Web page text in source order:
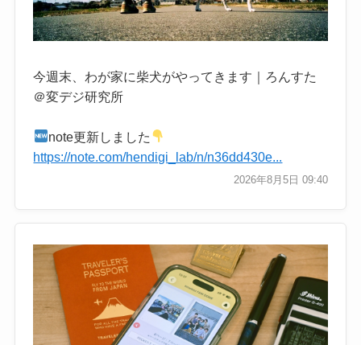
今週末、わが家に柴犬がやってきます｜ろんすた
＠変デジ研究所
note更新しました
https://note.com/hendigi_lab/n/n36dd430e...
2026年8月5日 09:40